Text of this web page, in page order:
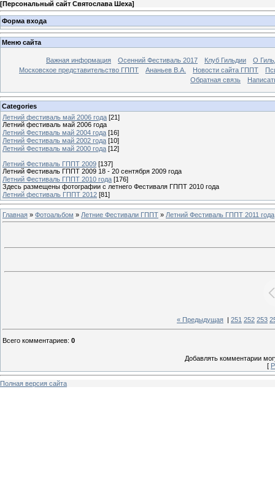
[Персональный сайт Святослава Шеха]
Форма входа
Меню сайта
Важная информация Осенний Фестиваль 2017 Клуб Гильдии
О
Московское представительство ГППТ
Ананьев В.А. Новости сайта ГППТ
Обратная связь
Categories
Летний фестиваль май 2006 года [21]
Летний фестиваль май 2006 года
Летний Фестиваль май 2004 года [16]
Летний Фестиваль май 2002 года [10]
Летний Фестиваль май 2000 года [12]
Летний Фестиваль ГППТ 2009 [137]
Летний Фестиваль ГППТ 2009 18 - 20 сентября 2009 года
Летний Фестиваль ГППТ 2010 года [176]
Здесь размещены фотографии с летнего Фестиваля ГППТ 2010 года
Летний фестиваль ГППТ 2012 [81]
Главная » Фотоальбом » Летние Фестивали ГППТ » Летний Фестиваль ГППТ 2011 года
« Предыдущая 251 252 253
Всего комментариев: 0
Добавлять комментарии
[
Полная версия сайта